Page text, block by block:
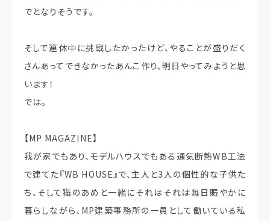
でとなりそうです。
そして連休中に挑戦したかったけど、やることが盛りだく
さんあってできなかったあんこ作り、明日やってみようと思
います！
では。
【MP MAGAZINE】
我が家でもあり、モデルハウスでもある通気断熱WB工法
で建てた『WB HOUSE』で、主人と3人の個性的な子供た
ち、そして猫のあめと一緒にそれはそれは毎日賑やかに
暮らしながら、MP建築事務所の一員として働いている私